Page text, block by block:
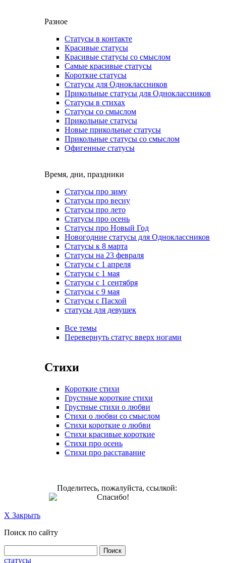
Разное
Статусы в контакте
Красивые статусы
Красивые статусы со смыслом
Самые красивые статусы
Короткие статусы
Статусы для Одноклассников
Прикольные статусы для Одноклассников
Статусы в стихах
Статусы со смыслом
Прикольные статусы
Новые прикольные статусы
Прикольные статусы со смыслом
Офигенные статусы
Время, дни, праздники
Статусы про зиму
Статусы про весну
Статусы про лето
Статусы про осень
Статусы про Новый Год
Новогодние статусы для Одноклассников
Статусы к 8 марта
Статусы на 23 февраля
Статусы с 1 апреля
Статусы с 1 мая
Статусы с 1 сентября
Статусы с 9 мая
Статусы с Пасхой
статусы для девушек
Все темы
Перевернуть статус вверх ногами
Стихи
Короткие стихи
Грустные короткие стихи
Грустные стихи о любви
Стихи о любви со смыслом
Стихи короткие о любви
Стихи красивые короткие
Стихи про осень
Стихи про расставание
Поделитесь, пожалуйста, ссылкой:
Спасибо!
X Закрыть
Поиск по сайту
статусы